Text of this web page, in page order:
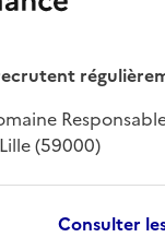
(59000)
Consulter